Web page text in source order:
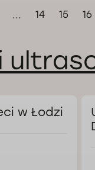
... 14 15 16
w Łodzi